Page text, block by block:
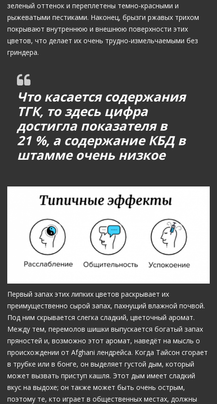
зеленый оттенок и переплетены темно-красными и
рыжеватыми пестиками. Наконец, брызги ржавых трихом
покрывают внутреннюю и внешнюю поверхности этих
цветов, что делает их очень трудно-измельчаемыми без
гриндера.
Что касается содержания
ТГК, то здесь цифра
достигла показателя в
21 %, а содержание КБД в
штамме очень низкое
Первый запах этих липких цветов раскрывает их
преимущественно сырой запах, пахнущий влажной почвой.
Под ним скрывается слегка сладкий, цветочный аромат.
Между тем, перемолов шишки выпускается богатый запах
пряностей и, возможно этот аромат, наведёт на мысль о
происхождении от Afghani лендрейса. Когда Тайсон сгорает
в трубке или в бонге, он выделяет густой дым, который
может вызвать приступ кашля. Этот дым имеет сладкий
вкус на выдохе; он также может быть очень острым,
поэтому те, кто играет в общественных местах, должны